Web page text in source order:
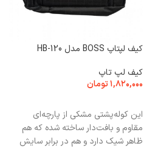
کیف لپتاپ BOSS مدل HB-120
کیف لپ تاپ
۱,۸۲۰,۰۰۰تومان
این کوله‌پشتی مشکی از پارچه‌ای
مقاوم و بافت‌دار ساخته شده که هم
ظاهر شیک دارد و هم در برابر سایش